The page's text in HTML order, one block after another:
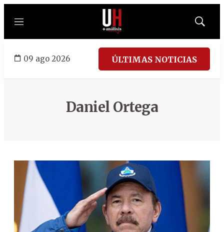
Menú
Mostrar
09 ago 2026 ÚLTIMAS NOTICIAS
Daniel Ortega